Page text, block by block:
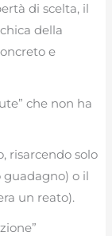
di scelta, il
della
e
che non ha
risarcendo solo
o il
un reato).